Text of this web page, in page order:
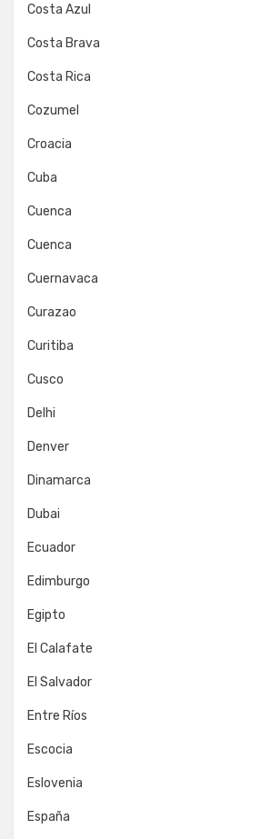
Costa Azul
Costa Brava
Costa Rica
Cozumel
Croacia
Cuba
Cuenca
Cuenca
Cuernavaca
Curazao
Curitiba
Cusco
Delhi
Denver
Dinamarca
Dubai
Ecuador
Edimburgo
Egipto
El Calafate
El Salvador
Entre Ríos
Escocia
Eslovenia
España